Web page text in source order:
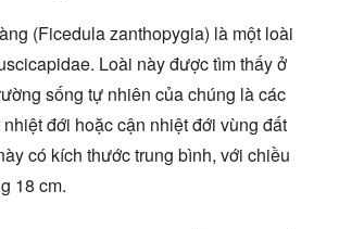
(Ficedula zanthopygia) là một loài
Loài này được tìm thấy ở
sống tự nhiên của chúng là các
đới hoặc cận nhiệt đới vùng đất
có kích thước trung bình, với chiều
18 cm.